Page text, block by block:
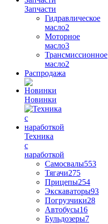
Запчасти
Гидравлическое
масло2
Моторное
масло3
Трансмиссионное
масло2
Распродажа
Новинки
Техника
с
наработкой
Самосвалы553
Тягачи275
Прицепы254
Экскаваторы93
Погрузчики28
Автобусы16
Бульдозеры7